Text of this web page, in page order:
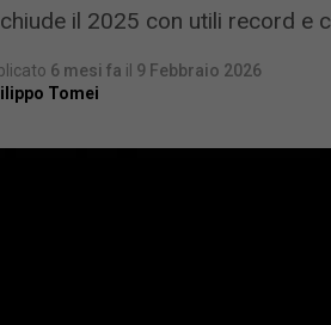
il 2025 con utili record e
6 mesi fa il 9 Febbraio 2026
Tomei